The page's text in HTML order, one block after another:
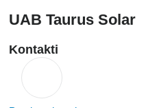
UAB Taurus Solar
Kontakti